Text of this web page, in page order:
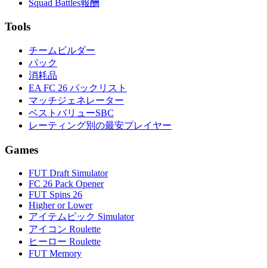
Squad Battles報酬
Tools
チームビルダー
パック
消耗品
EA FC 26 パックリスト
マッチジェネレーター
ベストバリューSBC
レーティング別の最安プレイヤー
Games
FUT Draft Simulator
FC 26 Pack Opener
FUT Spins 26
Higher or Lower
アイテムピック Simulator
アイコン Roulette
ヒーロー Roulette
FUT Memory